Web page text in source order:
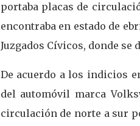
portaba placas de
encontraba en estado de
Juzgados Cívicos, donde
De acuerdo a los indicios
del automóvil marca
circulación de norte a sur